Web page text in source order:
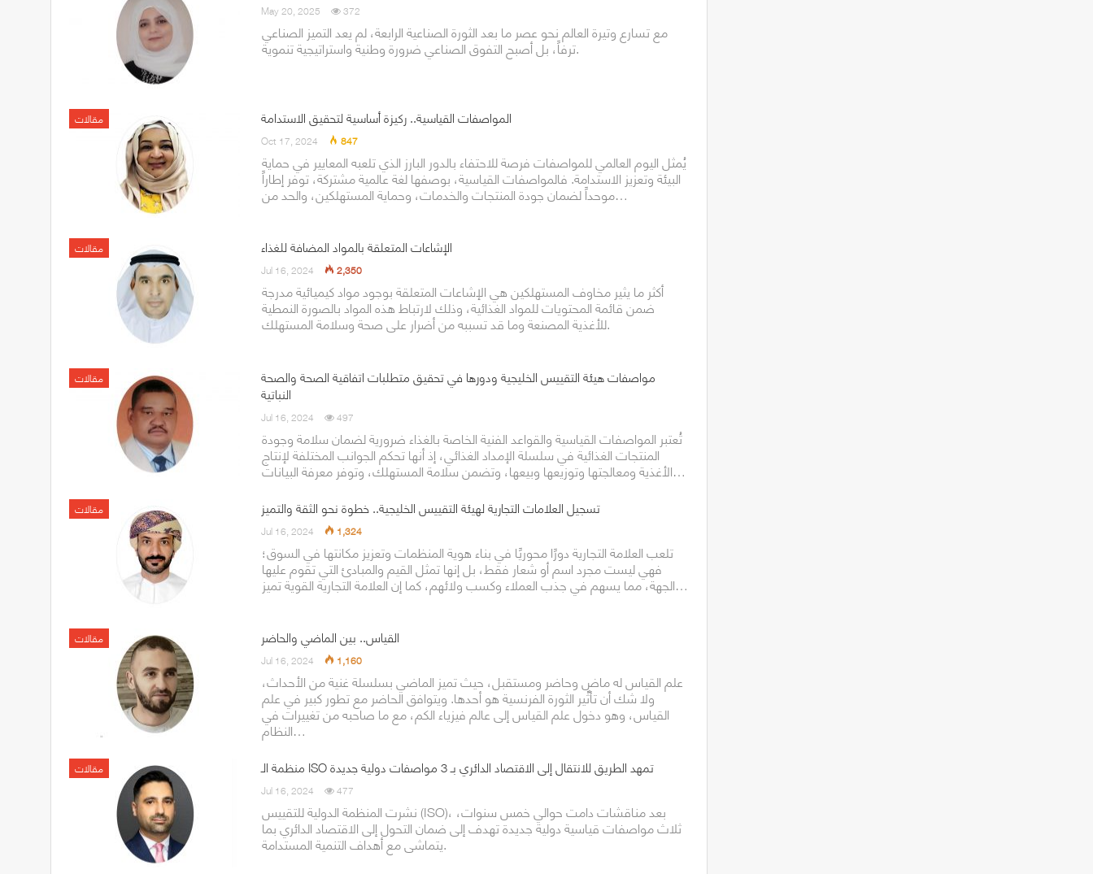
May 20, 2025 372
مع تسارع وتيرة العالم نحو عصر ما بعد الثورة الصناعية الرابعة، لم يعد التميز الصناعي
ترفاً، بل أصبح التفوق الصناعي ضرورة وطنية واستراتيجية تنموية.
مقالات المواصفات القياسية.. ركيزة أساسية لتحقيق الاستدامة
Oct 17, 2024 847
يُمثل اليوم العالمي للمواصفات فرصة للاحتفاء بالدور البارز الذي تلعبه المعايير في حماية
البيئة وتعزيز الاستدامة. فالمواصفات القياسية، بوصفها لغة عالمية مشتركة، توفر إطاراً
موحداً لضمان جودة المنتجات والخدمات، وحماية المستهلكين، والحد من…
مقالات الإشاعات المتعلقة بالمواد المضافة للغذاء
Jul 16, 2024 2,350
أكثر ما يثير مخاوف المستهلكين هي الإشاعات المتعلقة بوجود مواد كيميائية مدرجة
ضمن قائمة المحتويات للمواد الغذائية، وذلك لارتباط هذه المواد بالصورة النمطية
للأغذية المصنعة وما قد تسببه من أضرار على صحة وسلامة المستهلك.
مقالات مواصفات هيئة التقييس الخليجية ودورها في تحقيق متطلبات اتفاقية الصحة والصحة
النباتية
Jul 16, 2024 497
تُعتبر المواصفات القياسية والقواعد الفنية الخاصة بالغذاء ضرورية لضمان سلامة وجودة
المنتجات الغذائية في سلسلة الإمداد الغذائي، إذ أنها تحكم الجوانب المختلفة لإنتاج
الأغذية ومعالجتها وتوزيعها وبيعها، وتضمن سلامة المستهلك، وتوفر معرفة البيانات…
مقالات تسجيل العلامات التجارية لهيئة التقييس الخليجية.. خطوة نحو الثقة والتميز
Jul 16, 2024 1,324
تلعب العلامة التجارية دورًا محوريًا في بناء هوية المنظمات وتعزيز مكانتها في السوق؛
فهي ليست مجرد اسم أو شعار فقط، بل إنها تمثل القيم والمبادئ التي تقوم عليها
الجهة، مما يسهم في جذب العملاء وكسب ولائهم، كما إن العلامة التجارية القوية تميز…
مقالات القياس.. بين الماضي والحاضر
Jul 16, 2024 1,160
علم القياس له ماضٍ وحاضر ومستقبل، حيث تميز الماضي بسلسلة غنية من الأحداث،
ولا شك أن تأثير الثورة الفرنسية هو أحدها. ويتوافق الحاضر مع تطور كبير في علم
القياس، وهو دخول علم القياس إلى عالم فيزياء الكم، مع ما صاحبه من تغييرات في
النظام…
مقالات منظمة الـ ISO تمهد الطريق للانتقال إلى الاقتصاد الدائري بـ 3 مواصفات دولية جديدة
Jul 16, 2024 477
نشرت المنظمة الدولية للتقييس (ISO)، بعد مناقشات دامت حوالي خمس سنوات،
ثلاث مواصفات قياسية دولية جديدة تهدف إلى ضمان التحول إلى الاقتصاد الدائري بما
يتماشى مع أهداف التنمية المستدامة.